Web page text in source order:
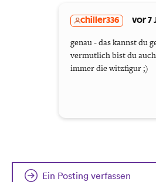
chiller336 vor 7
genau - das kannst du
vermutlich bist du
immer die witzfigur ;)
Ein Posting verfassen